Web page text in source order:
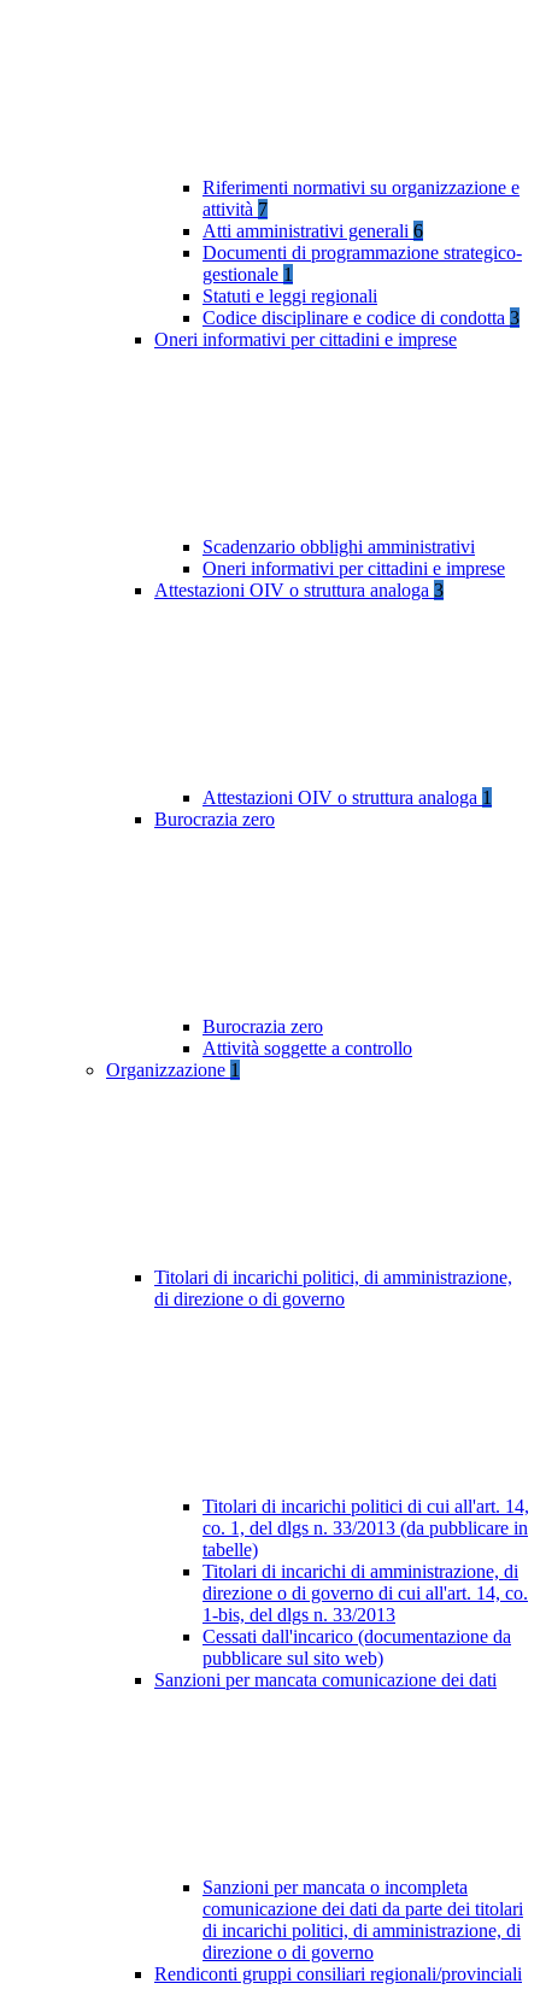
Riferimenti normativi su organizzazione e
attività 7
Atti amministrativi generali 6
Documenti di programmazione strategico-
gestionale 1
Statuti e leggi regionali
Codice disciplinare e codice di condotta 3
Oneri informativi per cittadini e imprese
Scadenzario obblighi amministrativi
Oneri informativi per cittadini e imprese
Attestazioni OIV o struttura analoga 3
Attestazioni OIV o struttura analoga 1
Burocrazia zero
Burocrazia zero
Attività soggette a controllo
Organizzazione 1
Titolari di incarichi politici, di amministrazione,
di direzione o di governo
Titolari di incarichi politici di cui all'art. 14,
co. 1, del dlgs n. 33/2013 (da pubblicare in
tabelle)
Titolari di incarichi di amministrazione, di
direzione o di governo di cui all'art. 14, co.
1-bis, del dlgs n. 33/2013
Cessati dall'incarico (documentazione da
pubblicare sul sito web)
Sanzioni per mancata comunicazione dei dati
Sanzioni per mancata o incompleta
comunicazione dei dati da parte dei titolari
di incarichi politici, di amministrazione, di
direzione o di governo
Rendiconti gruppi consiliari regionali/provinciali